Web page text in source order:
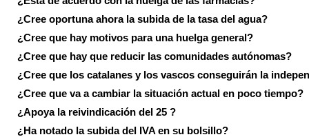
¿Cree oportuna ahora la subida de la tasa del agua?
¿Cree que hay motivos para una huelga general?
¿Cree que hay que reducir las comunidades autónomas?
¿Cree que los catalanes y los vascos conseguirán la
¿Cree que va a cambiar la situación actual en poco tiempo?
¿Apoya la reivindicación del 25 ?
¿Ha notado la subida del IVA en su bolsillo?